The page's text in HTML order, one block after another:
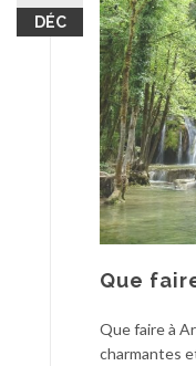
DÉC
Que
Que faire à
charmantes